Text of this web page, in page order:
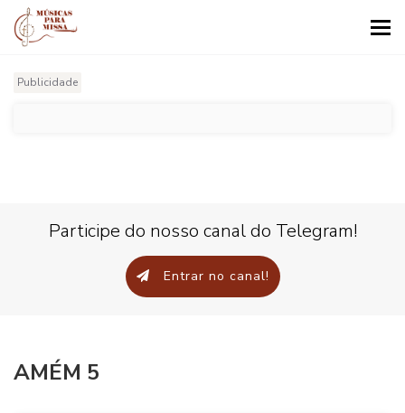
Publicidade
Participe do nosso canal do Telegram!
Entrar no canal!
AMÉM 5